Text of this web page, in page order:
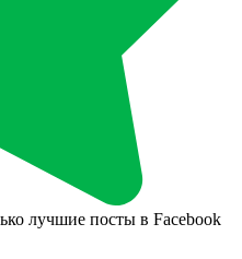
лучшие посты в Facebook